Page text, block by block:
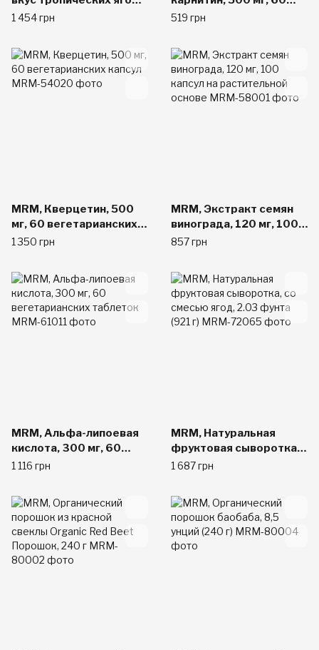
32 жидких унций (960
1 454 грн
капсул на растительной
519 грн
MRM, Кверцетин, 500
мг, 60 вегетарианских
капсул
1 350 грн
MRM, Экстракт семян
винограда, 120 мг, 100
капсул на растительной
857 грн
MRM, Альфа-липоевая
кислота, 300 мг, 60
вегетарианских
1 116 грн
MRM, Натуральная
фруктовая сыворотка,
со смесью ягод, 2.03
1 687 грн